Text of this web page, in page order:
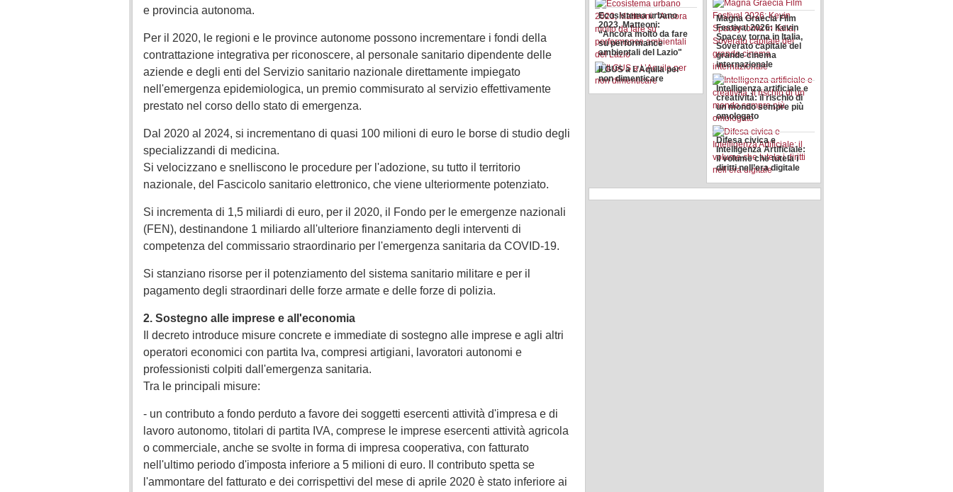
e provincia autonoma.
Per il 2020, le regioni e le province autonome possono incrementare i fondi della
contrattazione integrativa per riconoscere, al personale sanitario dipendente delle
aziende e degli enti del Servizio sanitario nazionale direttamente impiegato
nell'emergenza epidemiologica, un premio commisurato al servizio effettivamente
prestato nel corso dello stato di emergenza.
Dal 2020 al 2024, si incrementano di quasi 100 milioni di euro le borse di studio degli
specializzandi di medicina.
Si velocizzano e snelliscono le procedure per l'adozione, su tutto il territorio
nazionale, del Fascicolo sanitario elettronico, che viene ulteriormente potenziato.
Si incrementa di 1,5 miliardi di euro, per il 2020, il Fondo per le emergenze nazionali
(FEN), destinandone 1 miliardo all'ulteriore finanziamento degli interventi di
competenza del commissario straordinario per l'emergenza sanitaria da COVID-19.
Si stanziano risorse per il potenziamento del sistema sanitario militare e per il
pagamento degli straordinari delle forze armate e delle forze di polizia.
2. Sostegno alle imprese e all'economia
Il decreto introduce misure concrete e immediate di sostegno alle imprese e agli altri
operatori economici con partita Iva, compresi artigiani, lavoratori autonomi e
professionisti colpiti dall'emergenza sanitaria.
Tra le principali misure:
- un contributo a fondo perduto a favore dei soggetti esercenti attività d'impresa e di
lavoro autonomo, titolari di partita IVA, comprese le imprese esercenti attività agricola
o commerciale, anche se svolte in forma di impresa cooperativa, con fatturato
nell'ultimo periodo d'imposta inferiore a 5 milioni di euro. Il contributo spetta se
l'ammontare del fatturato e dei corrispettivi del mese di aprile 2020 è stato inferiore ai
Ecosistema urbano
2023, Matteoni:
“Ancora molto da fare
su performance
ambientali del Lazio"
Il GUS a L’Aquila per
non dimenticare
Magna Graecia Film
Festival 2026: Kevin
Spacey torna in Italia,
Soverato capitale del
grande cinema
internazionale
Intelligenza artificiale e
creatività: il rischio di
un mondo sempre più
omologato
Difesa civica e
Intelligenza Artificiale:
il volume che tutela i
diritti nell’era digitale